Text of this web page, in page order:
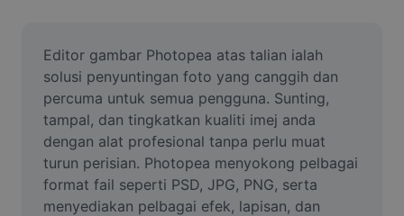
Editor Gambar Dalam Talian
Penjana Meme
AI Text Remover
AI People Remover
AI Inpainting
Editor gambar Photopea atas talian ialah
solusi penyuntingan foto yang canggih dan
percuma untuk semua pengguna. Sunting,
tampal, dan tingkatkan kualiti imej anda
dengan alat profesional tanpa perlu muat
turun perisian. Photopea menyokong pelbagai
format fail seperti PSD, JPG, PNG, serta
menyediakan pelbagai efek, lapisan, dan